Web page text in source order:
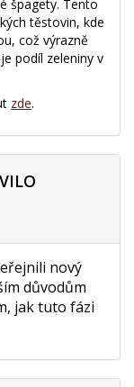
špagety. Tento
těstovin, kde
což výrazně
podíl zeleniny v
zde.
nový
důvodům
jak tuto fázi